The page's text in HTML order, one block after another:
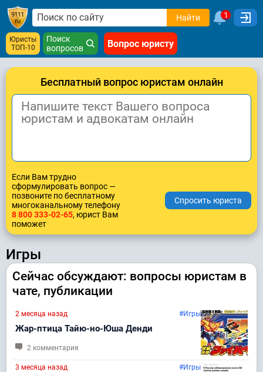
Найти 1
Юристы
ТОП-10
Поиск
вопросов
Вопрос юристу
Бесплатный вопрос юристам онлайн
Если Вам трудно
сформулировать вопрос —
позвоните по бесплатному
многоканальному телефону
8 800 333-02-65, юрист Вам
поможет
Игры
Сейчас обсуждают: вопросы юристам в
чате, публикации
2 месяца назад #Игры
Жар-птица Тайю-но-Юша Денди
2 комментария
3 месяца назад #Игры